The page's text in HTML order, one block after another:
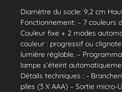
Diamètre du socle: 9,2 cm
Fonctionnement: – 7 couleurs
Couleur fixe + 2 modes
couleur : progressif ou
lumière réglable. –
lampe s’éteint
Détails techniques : -
piles (3 X AAA) – Sortie micro-